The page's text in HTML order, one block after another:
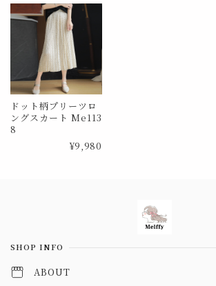
ドット柄プリーツロ
ングスカート Me113
8
¥9,980
SHOP INFO
ABOUT